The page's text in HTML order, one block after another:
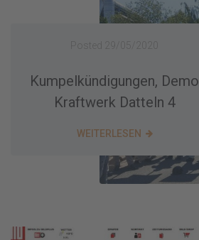
Posted 29/05/2020
Kumpelkündigungen, Demo
Kraftwerk Datteln 4
WEITERLESEN